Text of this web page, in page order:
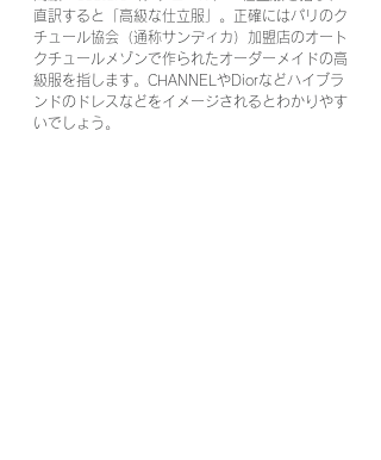
直訳すると「高級な仕立服」。正確にはパリのク
チュール協会（通称サンディカ）加盟店のオート
クチュールメゾンで作られたオーダーメイドの高
級服を指します。CHANNELやDiorなどハイブラ
ンドのドレスなどをイメージされるとわかりやす
いでしょう。